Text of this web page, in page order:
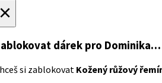
dárek pro Dominika…
si zablokovat Kožený růžový